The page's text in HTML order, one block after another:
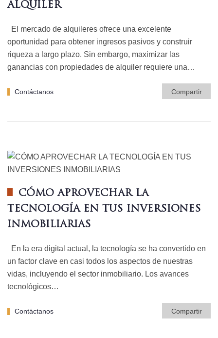
ALQUILER
El mercado de alquileres ofrece una excelente
oportunidad para obtener ingresos pasivos y construir
riqueza a largo plazo. Sin embargo, maximizar las
ganancias con propiedades de alquiler requiere una…
Contáctanos Compartir
CÓMO APROVECHAR LA
TECNOLOGÍA EN TUS INVERSIONES
INMOBILIARIAS
En la era digital actual, la tecnología se ha convertido en
un factor clave en casi todos los aspectos de nuestras
vidas, incluyendo el sector inmobiliario. Los avances
tecnológicos…
Contáctanos Compartir